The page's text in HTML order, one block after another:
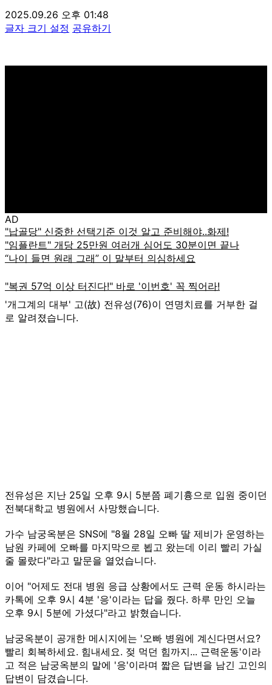
2025.09.26 오후 01:48
글자 크기 설정 공유하기
AD
'개그계의 대부' 고(故) 전유성(76)이 연명치료를 거부한 걸
로 알려졌습니다.
전유성은 지난 25일 오후 9시 5분쯤 폐기흉으로 입원 중이던
전북대학교 병원에서 사망했습니다.
가수 남궁옥분은 SNS에 "8월 28일 오빠 딸 제비가 운영하는
남원 카페에 오빠를 마지막으로 뵙고 왔는데 이리 빨리 가실
줄 몰랐다"라고 말문을 열었습니다.
이어 "어제도 전대 병원 응급 상황에서도 근력 운동 하시라는
카톡에 오후 9시 4분 '응'이라는 답을 줬다. 하루 만인 오늘
오후 9시 5분에 가셨다"라고 밝혔습니다.
남궁옥분이 공개한 메시지에는 '오빠 병원에 계신다면서요?
빨리 회복하세요. 힘내세요. 젖 먹던 힘까지... 근력운동'이라
고 적은 남궁옥분의 말에 '응'이라며 짧은 답변을 남긴 고인의
답변이 담겼습니다.